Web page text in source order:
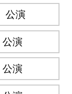
公演
演
演